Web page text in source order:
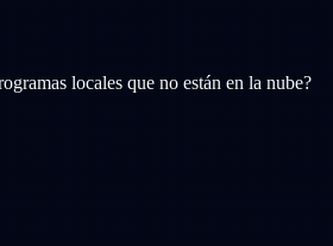
locales que no están en la nube?